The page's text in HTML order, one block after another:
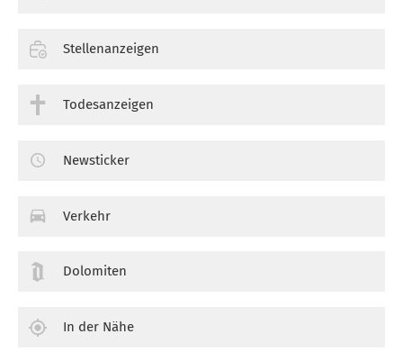
Stellenanzeigen
Todesanzeigen
Newsticker
Verkehr
Dolomiten
In der Nähe